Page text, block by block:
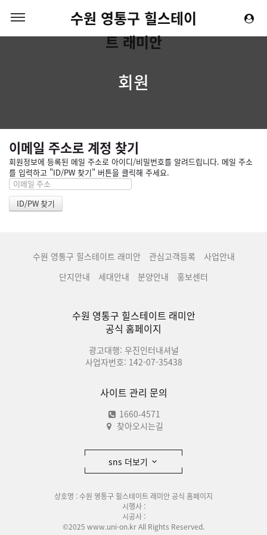
수원 영통구 힐스테이
트 래미안
회원
이메일 주소로 계정 찾기
회원정보에 등록된 메일 주소로 아이디/비밀번호를 알려드립니다. 메일 주소
를 입력하고 "ID/PW 찾기" 버튼을 클릭해 주세요.
수원 영통구 힐스테이트 래미안 관심고객등록
사업안내
단지안내
세대안내 분양안내 홍보센터
수원 영통구 힐스테이트 래미안
공식 홈페이지
광고대행: 우진인터내셔널
사업자번호: 142-07-35438
사이트 관리 문의
1660-4571
찾아오시는길
sns 더보기
상호명 : 수원 영통구 힐스테이트 래미안 공식 홈페이지
시행사 :
시공사 :
©2025 www.uni-on.kr All Rights Reserved.